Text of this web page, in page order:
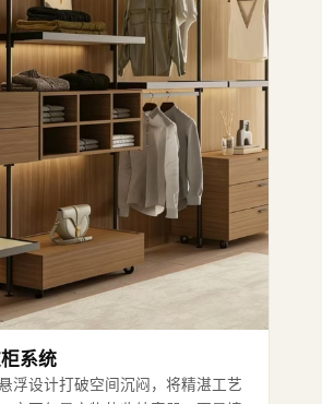
系统
浮设计打破空间沉闷，将精湛工艺